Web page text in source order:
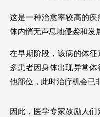
这是一种治愈率较高的
体内悄无声息地侵袭和发
在早期阶段，该病的体
多患者因身体出现异常
他部位，此时治疗机会已
因此，医学专家鼓励人